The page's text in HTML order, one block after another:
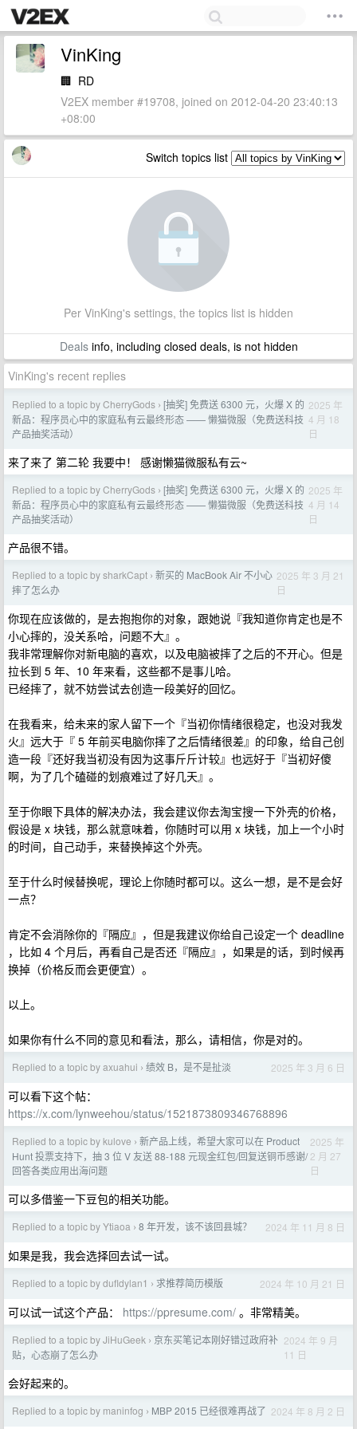
VinKing
🏢 RD
V2EX member #19708, joined on 2012-04-20 23:40:13
+08:00
Switch topics list
Per VinKing's settings, the topics list is hidden
Dealsinfo, including closed deals, is not hidden
VinKing's recent replies
Replied to a topic by CherryGods › [抽奖] 免费送 6300 元，火爆 X 的
新品：程序员心中的家庭私有云最终形态 —— 懒猫微服（免费送科技
产品抽奖活动）
2025 年
4 月 18
日
来了来了 第二轮 我要中！ 感谢懒猫微服私有云~
Replied to a topic by CherryGods › [抽奖] 免费送 6300 元，火爆 X 的
新品：程序员心中的家庭私有云最终形态 —— 懒猫微服（免费送科技
产品抽奖活动）
2025 年
4 月 14
日
产品很不错。
Replied to a topic by sharkCapt › 新买的 MacBook Air 不小心
摔了怎么办
2025 年 3 月 21
日
你现在应该做的，是去抱抱你的对象，跟她说『我知道你肯定也是不
小心摔的，没关系哈，问题不大』。
我非常理解你对新电脑的喜欢，以及电脑被摔了之后的不开心。但是
拉长到 5 年、10 年来看，这些都不是事儿哈。
已经摔了，就不妨尝试去创造一段美好的回忆。
在我看来，给未来的家人留下一个『当初你情绪很稳定，也没对我发
火』远大于『 5 年前买电脑你摔了之后情绪很差』的印象，给自己创
造一段『还好我当初没有因为这事斤斤计较』也远好于『当初好傻
啊，为了几个磕碰的划痕难过了好几天』。
至于你眼下具体的解决办法，我会建议你去淘宝搜一下外壳的价格，
假设是 x 块钱，那么就意味着，你随时可以用 x 块钱，加上一个小时
的时间，自己动手，来替换掉这个外壳。
至于什么时候替换呢，理论上你随时都可以。这么一想，是不是会好
一点？
肯定不会消除你的『隔应』，但是我建议你给自己设定一个 deadline
，比如 4 个月后，再看自己是否还『隔应』，如果是的话，到时候再
换掉（价格反而会更便宜）。
以上。
如果你有什么不同的意见和看法，那么，请相信，你是对的。
Replied to a topic by axuahui › 绩效 B，是不是扯淡 2025 年 3 月 6 日
可以看下这个帖：
https://x.com/lynweehou/status/1521873809346768896
Replied to a topic by kulove › 新产品上线，希望大家可以在 Product
Hunt 投票支持下，抽 3 位 V 友送 88-188 元现金红包/回复送铜币感谢/
回答各类应用出海问题
2025 年
2 月 27
日
可以多借鉴一下豆包的相关功能。
Replied to a topic by Ytiaoa › 8 年开发，该不该回县城？ 2024 年 11 月 8 日
如果是我，我会选择回去试一试。
Replied to a topic by dufldylan1 › 求推荐简历模版 2024 年 10 月 21 日
可以试一试这个产品： https://ppresume.com/ 。非常精美。
Replied to a topic by JiHuGeek › 京东买笔记本刚好错过政府补
贴，心态崩了怎么办
2024 年 9 月
11 日
会好起来的。
Replied to a topic by maninfog › MBP 2015 已经很难再战了 2024 年 8 月 2 日